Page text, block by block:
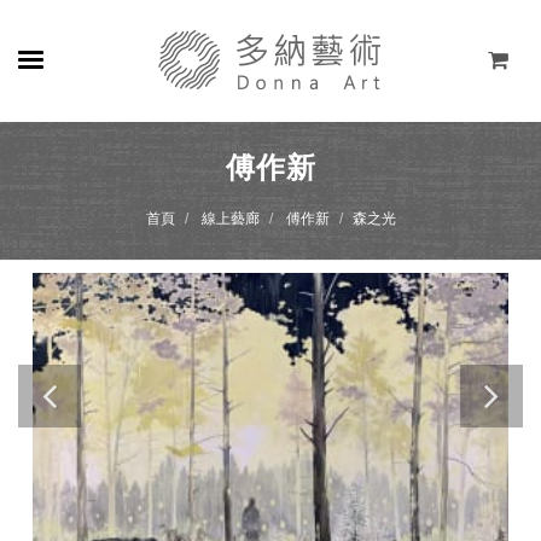
藝術家
線上藝廊
商店
聯絡
EN
傅作新
首頁 線上藝廊 傅作新 森之光